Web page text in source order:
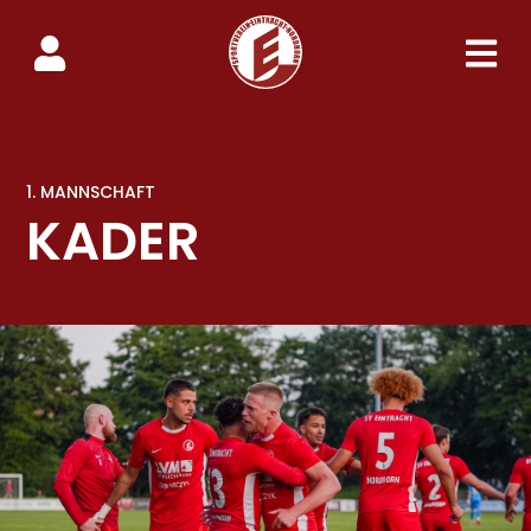
1. MANNSCHAFT
KADER